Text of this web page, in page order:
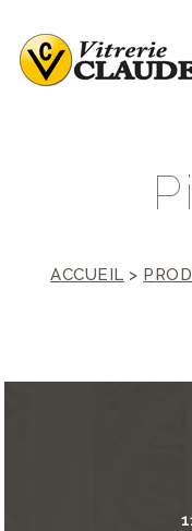
Pi
ACCUEIL >